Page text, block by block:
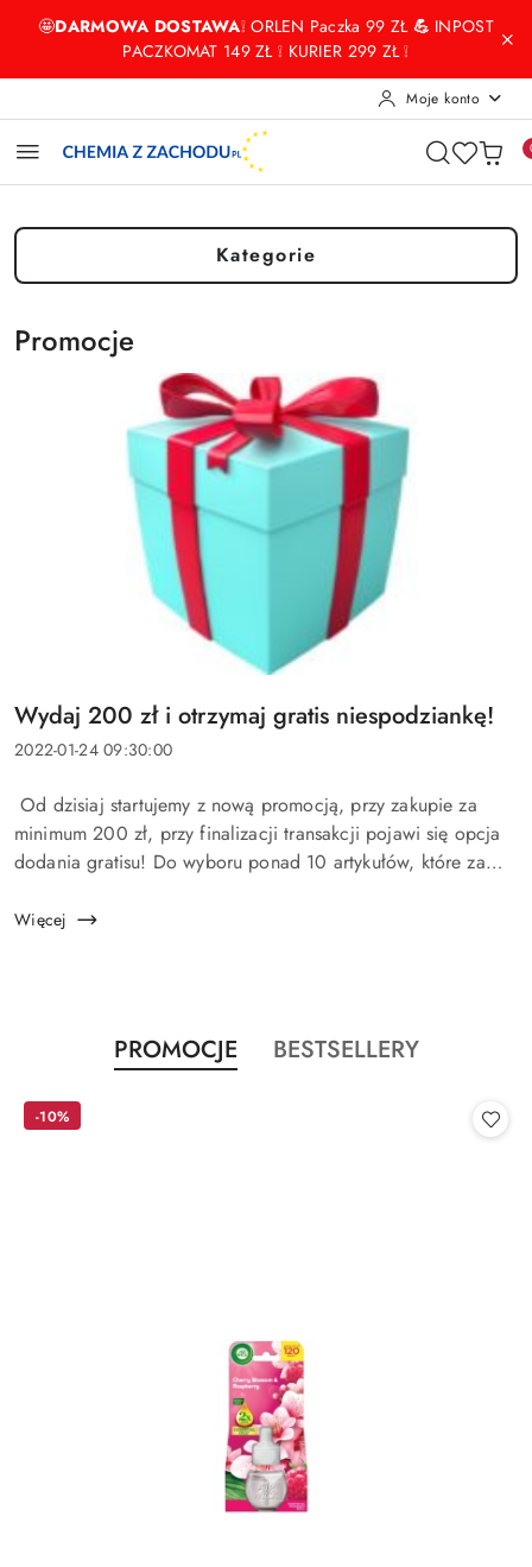
Przejdź do treści głównej
Przejdź do wyszukiwarki
Przejdź do moje konto
Przejdź do menu głównego
Przejdź do stopki
🤩DARMOWA DOSTAWA❕ ORLEN Paczka 99 ZŁ💪 INPOST
PACZKOMAT 149 ZŁ ❕ KURIER 299 ZŁ ❕
Moje konto
Kategorie
Promocje
Tytuł
artykułu:
Wydaj 200 zł i otrzymaj gratis niespodziankę!
Data
2022-01-24 09:30:00
Treść
artykułu:
Od dzisiaj startujemy z nową promocją, przy zakupie za
minimum 200 zł, przy finalizacji transakcji pojawi się opcja
dodania gratisu! Do wyboru ponad 10 artykułów, które za
do myci...
Więcej
Pomiń karuzelę produktów
Produkty
o
PROMOCJE
Produkty
BESTSELLERY
-10%